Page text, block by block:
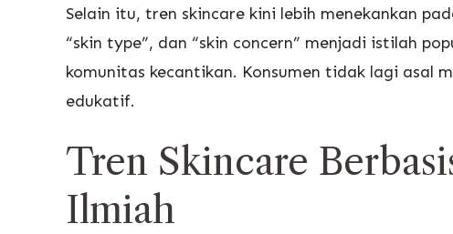
Selain itu, tren skincare kini lebih menekankan
“skin type”, dan “skin concern” menjadi istilah
komunitas kecantikan. Konsumen tidak lagi asal
edukatif.
Tren Skincare
Ilmiah